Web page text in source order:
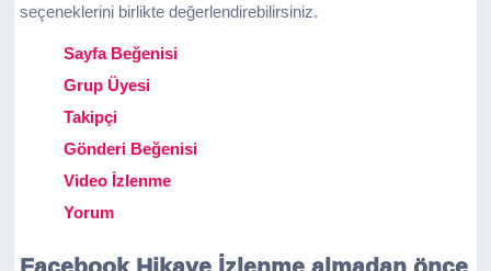
seçeneklerini birlikte değerlendirebilirsiniz.
Sayfa Beğenisi
Grup Üyesi
Takipçi
Gönderi Beğenisi
Video İzlenme
Yorum